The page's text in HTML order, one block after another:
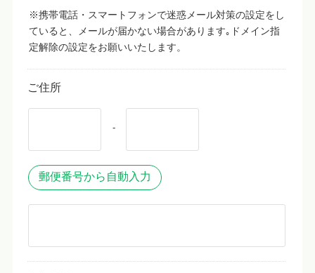
※携帯電話・スマートフォンで迷惑メール対策の設定をし
ていると、メールが届かない場合があります｡ドメイン指
定解除の設定をお願いいたします。
ご住所
-
郵便番号から自動入力